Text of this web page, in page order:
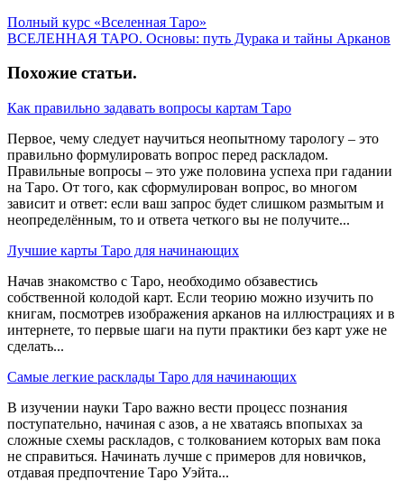
Полный курс «Вселенная Таро»
ВСЕЛЕННАЯ ТАРО. Основы: путь Дурака и тайны Арканов
Похожие статьи.
Как правильно задавать вопросы картам Таро
Первое, чему следует научиться неопытному тарологу – это
правильно формулировать вопрос перед раскладом.
Правильные вопросы – это уже половина успеха при гадании
на Таро. От того, как сформулирован вопрос, во многом
зависит и ответ: если ваш запрос будет слишком размытым и
неопределённым, то и ответа четкого вы не получите...
Лучшие карты Таро для начинающих
Начав знакомство с Таро, необходимо обзавестись
собственной колодой карт. Если теорию можно изучить по
книгам, посмотрев изображения арканов на иллюстрациях и в
интернете, то первые шаги на пути практики без карт уже не
сделать...
Самые легкие расклады Таро для начинающих
В изучении науки Таро важно вести процесс познания
поступательно, начиная с азов, а не хватаясь впопыхах за
сложные схемы раскладов, с толкованием которых вам пока
не справиться. Начинать лучше с примеров для новичков,
отдавая предпочтение Таро Уэйта...